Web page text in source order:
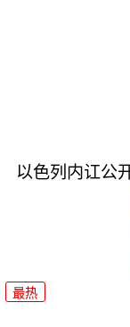
以色列内讧公
最热